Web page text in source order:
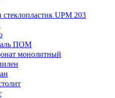
UPM 203
ПОМ
монолитный